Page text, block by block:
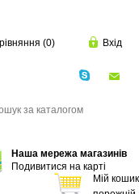
(0) Вхід
Наша мережа магазинів
Подивитися на карті
Мій кошик